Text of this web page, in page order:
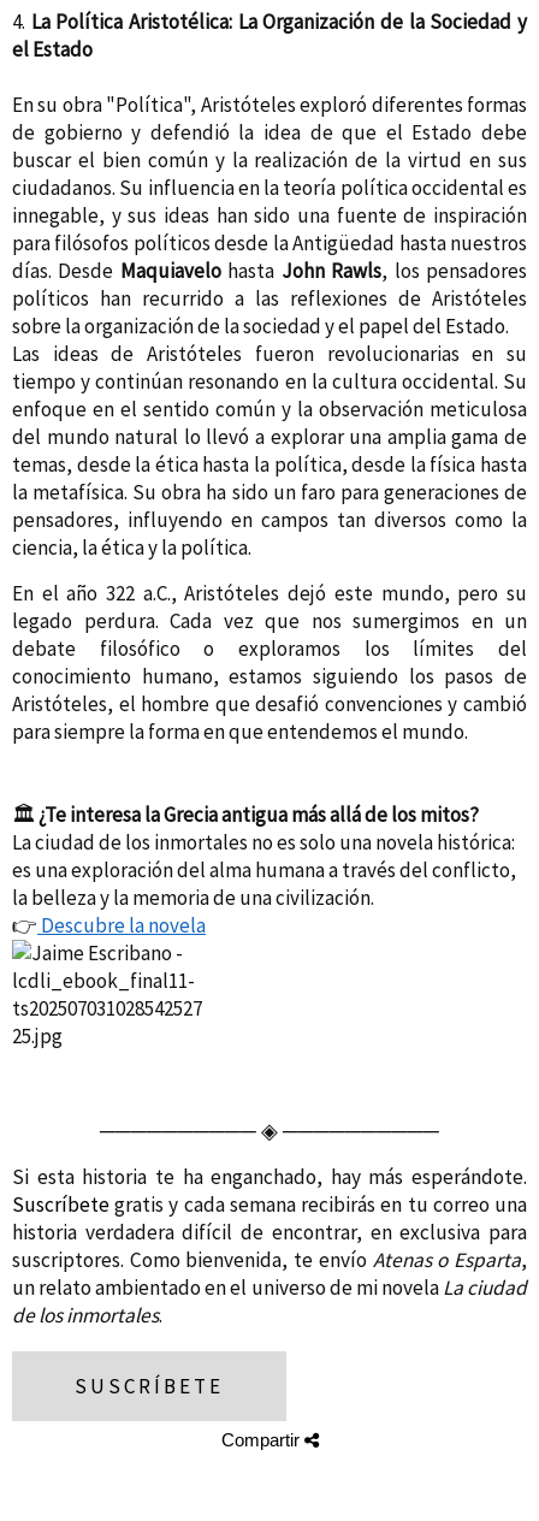
4. La Política Aristotélica: La Organización de la Sociedad y
el Estado
En su obra "Política", Aristóteles exploró diferentes formas
de gobierno y defendió la idea de que el Estado debe
buscar el bien común y la realización de la virtud en sus
ciudadanos. Su influencia en la teoría política occidental es
innegable, y sus ideas han sido una fuente de inspiración
para filósofos políticos desde la Antigüedad hasta nuestros
días. Desde Maquiavelo hasta John Rawls, los pensadores
políticos han recurrido a las reflexiones de Aristóteles
sobre la organización de la sociedad y el papel del Estado.
Las ideas de Aristóteles fueron revolucionarias en su
tiempo y continúan resonando en la cultura occidental. Su
enfoque en el sentido común y la observación meticulosa
del mundo natural lo llevó a explorar una amplia gama de
temas, desde la ética hasta la política, desde la física hasta
la metafísica. Su obra ha sido un faro para generaciones de
pensadores, influyendo en campos tan diversos como la
ciencia, la ética y la política.
En el año 322 a.C., Aristóteles dejó este mundo, pero su
legado perdura. Cada vez que nos sumergimos en un
debate filosófico o exploramos los límites del
conocimiento humano, estamos siguiendo los pasos de
Aristóteles, el hombre que desafió convenciones y cambió
para siempre la forma en que entendemos el mundo.
🏛️¿Te interesa la Grecia antigua más allá de los mitos?
La ciudad de los inmortales no es solo una novela histórica:
es una exploración del alma humana a través del conflicto,
la belleza y la memoria de una civilización.
👉 Descubre la novela
────────── ◈ ──────────
Si esta historia te ha enganchado, hay más esperándote.
Suscríbetegratis y cada semana recibirás en tu correo una
historia verdadera difícil de encontrar, en exclusiva para
suscriptores. Como bienvenida, te envío Atenas o Esparta,
un relato ambientado en el universo de mi novelaLa ciudad
de los inmortales.
SUSCRÍBETE
Compartir